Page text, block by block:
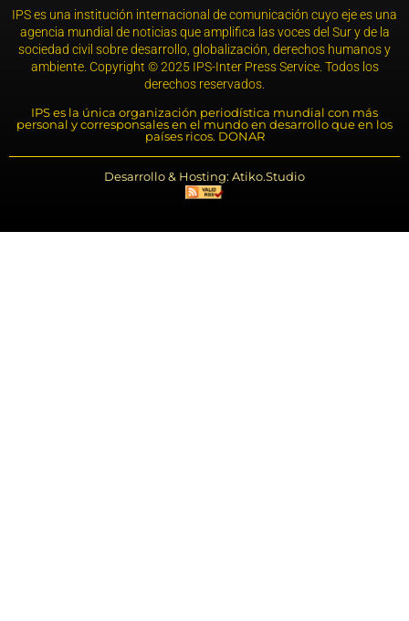
IPS es una institución internacional de comunicación cuyo eje es una
agencia mundial de noticias que amplifica las voces del Sur y de la
sociedad civil sobre desarrollo, globalización, derechos humanos y
ambiente. Copyright © 2025 IPS-Inter Press Service. Todos los
derechos reservados.
IPS es la única organización periodística mundial con más
personal y corresponsales en el mundo en desarrollo que en los
países ricos. DONAR
Desarrollo & Hosting: Atiko.Studio